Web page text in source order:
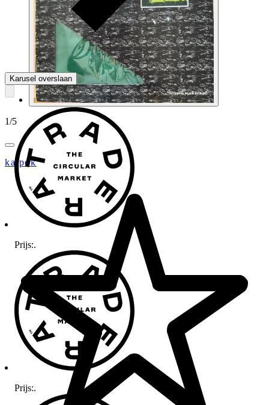
1/5
katpok
Karusel overslaan
Prijs:.
Prijs:.